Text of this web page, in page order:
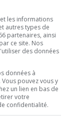
de seconde.
de calibre
science
Légaré.
les informations
autres types de
partenaires, ainsi
ce site. Nos
des données
données à
pouvez vous y
un lien en bas de
votre
confidentialité.